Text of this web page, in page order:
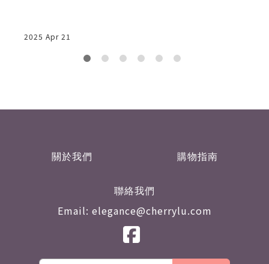
2025 Apr 21
關於我們 購物指南
聯絡我們
Email: elegance@cherrylu.com